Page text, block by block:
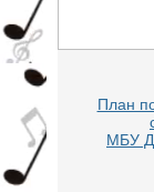
План
МБУ